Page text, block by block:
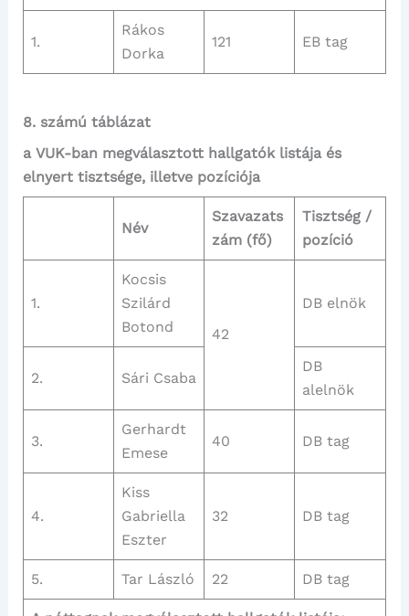
1.
Rákos
Dorka
121 EB tag
8. számú táblázat
a VUK-ban megválasztott hallgatók listája és
elnyert tisztsége, illetve pozíciója
Név
Szavazats
zám (fő)
Tisztség /
pozíció
1.
Kocsis
Szilárd
Botond
42
DB elnök
2. Sári Csaba
DB
alelnök
3.
Gerhardt
Emese
40 DB tag
4.
Kiss
Gabriella
Eszter
32 DB tag
5. Tar László 22 DB tag